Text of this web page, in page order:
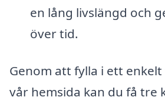
en lång livslängd och
över tid.
Genom att fylla i ett
vår hemsida kan du få tre